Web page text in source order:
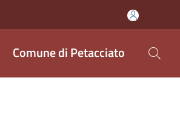
Comune di Petacciato